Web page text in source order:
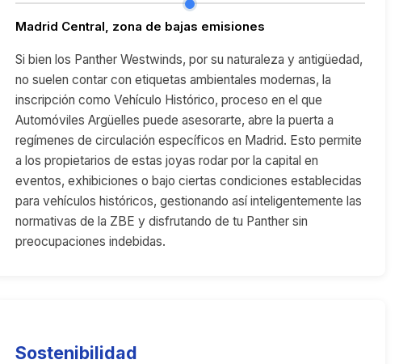
Madrid Central, zona de bajas emisiones
Si bien los Panther Westwinds, por su naturaleza y antigüedad,
no suelen contar con etiquetas ambientales modernas, la
inscripción como Vehículo Histórico, proceso en el que
Automóviles Argüelles puede asesorarte, abre la puerta a
regímenes de circulación específicos en Madrid. Esto permite
a los propietarios de estas joyas rodar por la capital en
eventos, exhibiciones o bajo ciertas condiciones establecidas
para vehículos históricos, gestionando así inteligentemente las
normativas de la ZBE y disfrutando de tu Panther sin
preocupaciones indebidas.
Sostenibilidad